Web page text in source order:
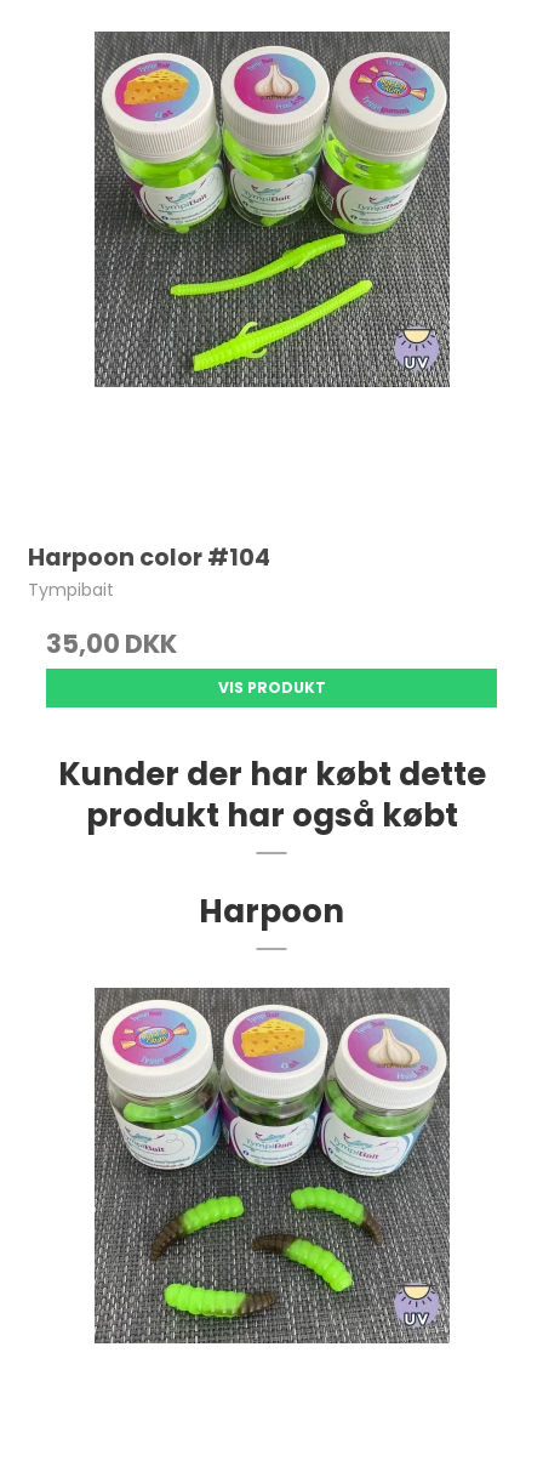
Harpoon color #104
Tympibait
35,00 DKK
VIS PRODUKT
Kunder der har købt dette
produkt har også købt
Harpoon